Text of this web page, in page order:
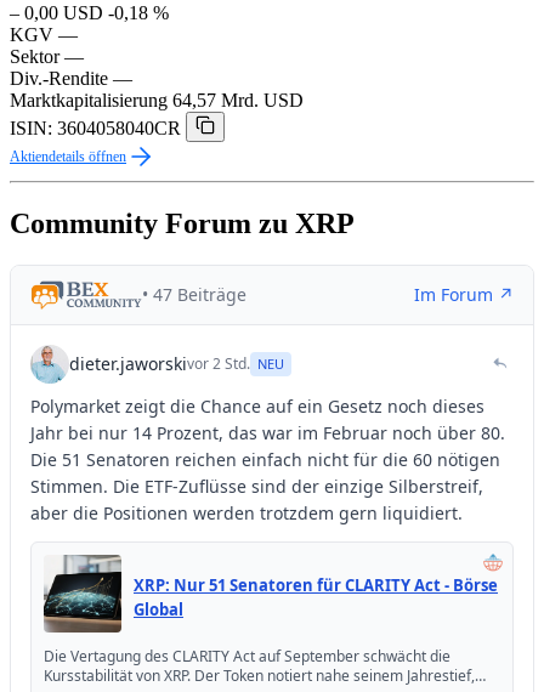
– 0,00 USD -0,18 %
KGV —
Sektor —
Div.-Rendite —
Marktkapitalisierung 64,57 Mrd. USD
ISIN: 3604058040CR
Aktiendetails öffnen
Community Forum zu XRP